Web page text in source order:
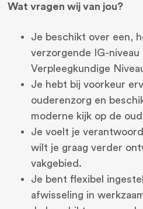
Wat vragen wij van jou?
Je beschikt over een,
verzorgende IG-niveau
Verpleegkundige
Je hebt bij voorkeur
ouderenzorg en
moderne kijk op de
Je voelt je
wilt je graag verder
vakgebied.
Je bent flexibel
afwisseling in